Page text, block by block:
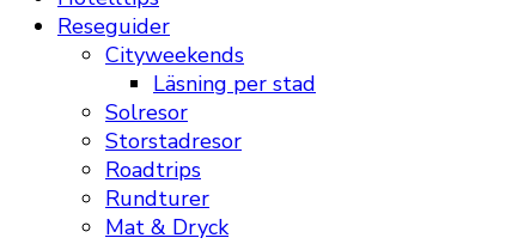
Reseguider
Cityweekends
Läsning per stad
Solresor
Storstadresor
Roadtrips
Rundturer
Mat & Dryck